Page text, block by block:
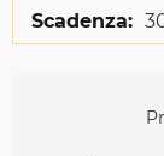
Scadenza: